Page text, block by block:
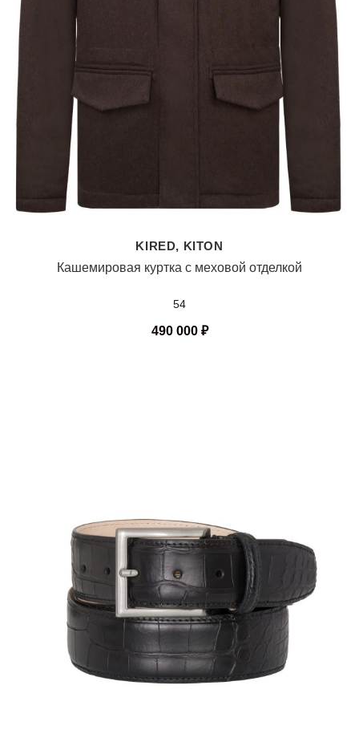
KIRED, KITON
Кашемировая куртка с меховой отделкой
54
490 000 ₽